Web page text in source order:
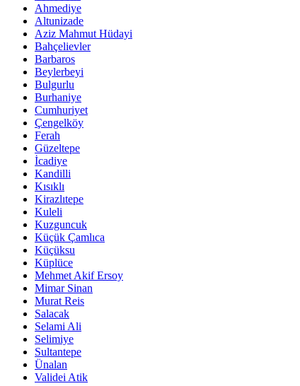
Dünya Fani, Ama Kısa Bir Süre De Olsa Burdayız
Hukukun Adaleti Kalmadı Üstadım!
İmar Sorunlarının Genel Çözümü ''Riskli Alan Dönüşümü''
Ahmediye
Altunizade
Aziz Mahmut Hüdayi
Bahçelievler
Barbaros
Beylerbeyi
Bulgurlu
Burhaniye
Cumhuriyet
Çengelköy
Ferah
Güzeltepe
İcadiye
Kandilli
Kısıklı
Kirazlıtepe
Kuleli
Kuzguncuk
Küçük Çamlıca
Küçüksu
Küplüce
Mehmet Akif Ersoy
Mimar Sinan
Murat Reis
Salacak
Selami Ali
Selimiye
Sultantepe
Ünalan
Validei Atik